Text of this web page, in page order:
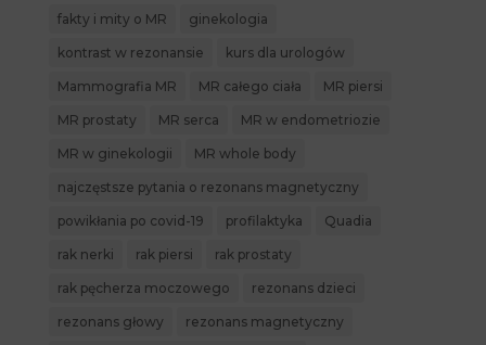
fakty i mity o MR ginekologia
kontrast w rezonansie kurs dla urologów
Mammografia MR MR całego ciała MR piersi
MR prostaty MR serca MR w endometriozie
MR w ginekologii MR whole body
najczęstsze pytania o rezonans magnetyczny
powikłania po covid-19 profilaktyka Quadia
rak nerki rak piersi rak prostaty
rak pęcherza moczowego rezonans dzieci
rezonans głowy rezonans magnetyczny